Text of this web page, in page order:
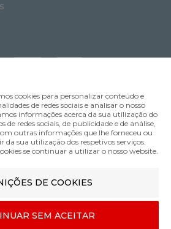
Blue
cookies para personalizar conteúdo e
de redes sociais e analisar o nosso
informações acerca da sua utilização do
de redes sociais, de publicidade e de análise,
outras informações que lhe forneceu ou
da sua utilização dos respetivos serviços.
se continuar a utilizar o nosso website.
DE COOKIES
SEM ACEITAR